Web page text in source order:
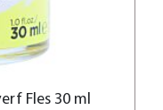
Fles 30 ml